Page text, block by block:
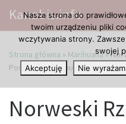
Przejdź do treści
Kanabis.info
Strona główna » Marihuana »
Posiadanie Marihuany
Norweski
Nasza strona do
twoim urządzeniu pliki
wczytywania strony.
swojej
Akceptuję
Nie